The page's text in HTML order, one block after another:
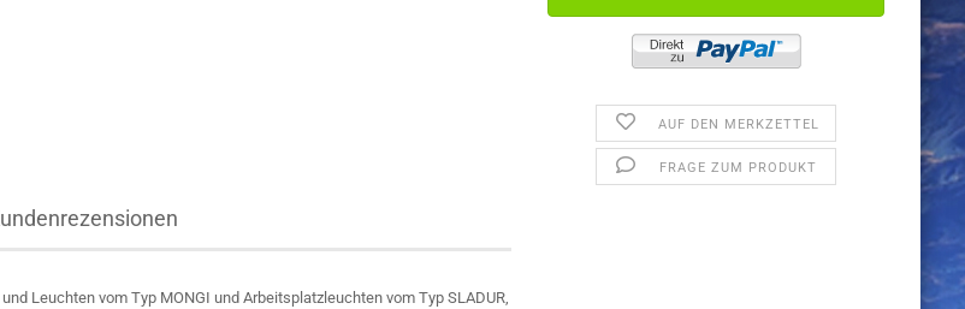
AUF DEN MERKZETTEL
FRAGE ZUM PRODUKT
Leuchten vom Typ MONGI und Arbeitsplatzleuchten vom Typ SLADUR,